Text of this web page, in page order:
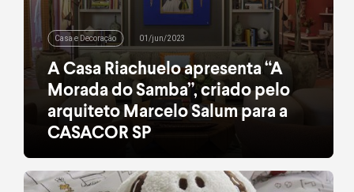
Casa e Decoração 01/jun/2023
A Casa Riachuelo apresenta “A
Morada do Samba”, criado pelo
arquiteto Marcelo Salum para a
CASACOR SP
Primeiro espaço próprio da Casa Riachuelo na
mostra presta uma homenagem a um dos ritmos
mais populares do Brasil: o samba.